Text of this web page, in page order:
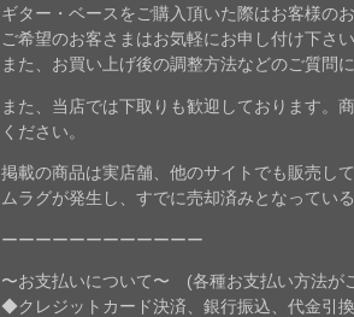
ギター・ベースをご購入頂いた際はお客様の
ご希望のお客さまはお気軽にお申し付け下さい
また、お買い上げ後の調整方法などのご質問
また、当店では下取りも歓迎しております。
ください。
掲載の商品は実店舗、他のサイトでも販売し
ムラグが発生し、すでに売却済みとなってい
ーーーーーーーーーーーー
〜お支払いについて〜 (各種お支払い方法が
◆クレジットカード決済、銀行振込、代金引